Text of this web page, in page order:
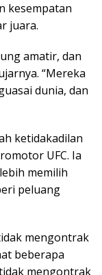
kesempatan
juara.
amatir, dan
“Mereka
dunia, dan
ketidakadilan
UFC. Ia
memilih
peluang
mengontrak
beberapa
mengontrak